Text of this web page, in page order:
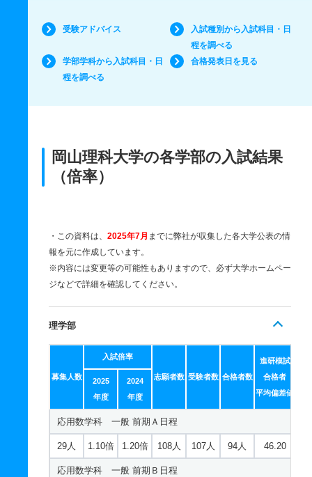
受験アドバイス
入試種別から入試科目・日
程を調べる
学部学科から入試科目・日
程を調べる
合格発表日を見る
岡山理科大学の各学部の入試結果
（倍率）
・この資料は、 2025年7月 までに弊社が収集した各大学公表の情
報を元に作成しています。
※内容には変更等の可能性もありますので、必ず大学ホームペー
ジなどで詳細を確認してください。
理学部
募集人数
入試倍率
志願者数 受験者数 合格者数
進研模試
合格者
平均偏差値
2025
年度
2024
年度
応用数学科 一般 前期Ａ日程
29人 1.10倍 1.20倍 108人 107人 94人 46.20
応用数学科 一般 前期Ｂ日程